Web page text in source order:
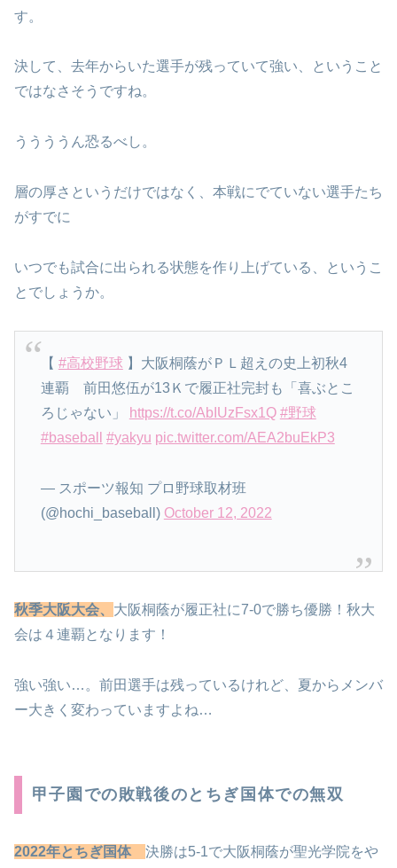
す。
決して、去年からいた選手が残っていて強い、ということ
ではなさそうですね。
ううううん恐るべし。
層の厚さというだけではなく、本戦にでていない選手たち
がすでに
いつでも試合に出られる状態を作り上げている、というこ
とでしょうか。
【 #高校野球 】大阪桐蔭がＰＬ超えの史上初秋4
連覇 前田悠伍が13Ｋで履正社完封も「喜ぶとこ
ろじゃない」
https://t.co/AbIUzFsx1Q #野球
#baseball
#yakyu pic.twitter.com/AEA2buEkP3
— スポーツ報知 プロ野球取材班
(@hochi_baseball) October 12, 2022
秋季大阪大会、 大阪桐蔭が履正社に7-0で勝ち優勝！秋大
会は４連覇となります！
強い強い…。前田選手は残っているけれど、夏からメンバ
ー大きく変わっていますよね…
甲子園での敗戦後のとちぎ国体での無双
2022年とちぎ国体 決勝は5-1で大阪桐蔭が聖光学院をや